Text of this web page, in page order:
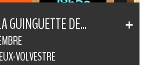
GUINGUETTE DE...
VOLVESTRE